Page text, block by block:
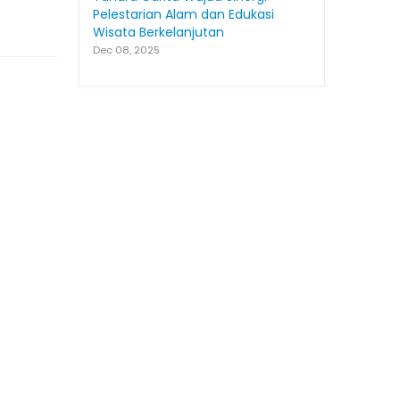
Pelestarian Alam dan Edukasi
Wisata Berkelanjutan
Dec 08, 2025